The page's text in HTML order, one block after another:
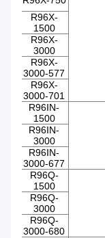
R96X-
1500
R96X-
3000
R96X-
3000-577
R96X-
3000-701
R96IN-
1500
R96IN-
3000
R96IN-
3000-677
R96Q-
1500
R96Q-
3000
R96Q-
3000-680